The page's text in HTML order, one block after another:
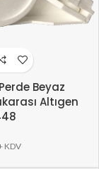
Beyaz
Altıgen
KDV